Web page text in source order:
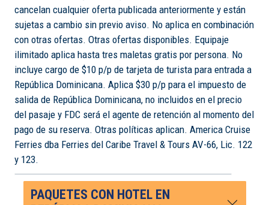
cancelan cualquier oferta publicada anteriormente y están
sujetas a cambio sin previo aviso. No aplica en combinación
con otras ofertas. Otras ofertas disponibles. Equipaje
ilimitado aplica hasta tres maletas gratis por persona. No
incluye cargo de $10 p/p de tarjeta de turista para entrada a
República Dominicana. Aplica $30 p/p para el impuesto de
salida de República Dominicana, no incluidos en el precio
del pasaje y FDC será el agente de retención al momento del
pago de su reserva. Otras políticas aplican. America Cruise
Ferries dba Ferries del Caribe Travel & Tours AV-66, Lic. 122
y 123.
PAQUETES CON HOTEL EN